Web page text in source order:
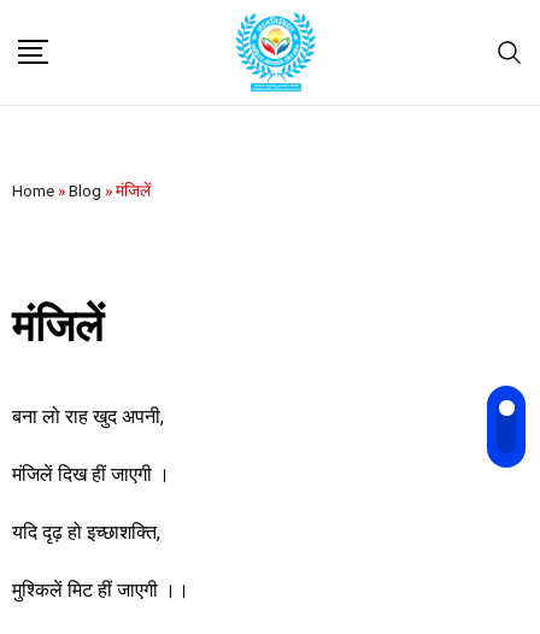
Home »Blog »मंजिलें
मंजिलें
बना लो राह खुद अपनी,
मंजिलें दिख हीं जाएगी ।
यदि दृढ़ हो इच्छाशक्ति,
मुश्किलें मिट हीं जाएगी ।।